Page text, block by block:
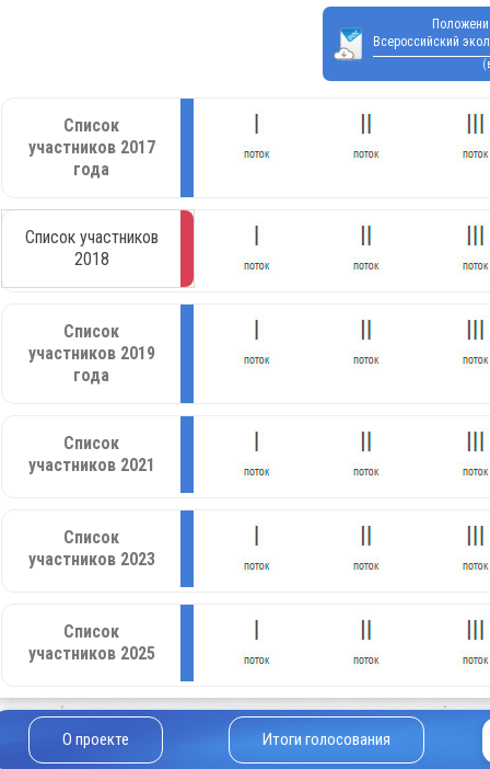
Всероссийский
Список
участников 2017
года
Список участников
2018
Список
участников 2019
года
Список
участников 2021
Список
участников 2023
Список
участников 2025
О проекте Итоги голосования